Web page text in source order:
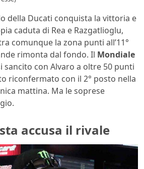
della Ducati conquista la vittoria e
caduta di Rea e Razgatlioglu,
comunque la zona punti all’11°
rimonta dal fondo. Il Mondiale
sancito con Alvaro a oltre 50 punti
riconfermato con il 2° posto nella
mattina. Ma le soprese
accusa il rivale